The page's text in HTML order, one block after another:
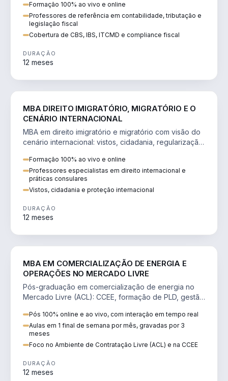
Formação 100% ao vivo e online
Professores de referência em contabilidade, tributação e
legislação fiscal
Cobertura de CBS, IBS, ITCMD e compliance fiscal
DURAÇÃO
12 meses
MBA DIREITO IMIGRATÓRIO, MIGRATÓRIO E O
CENÁRIO INTERNACIONAL
MBA em direito imigratório e migratório com visão do
cenário internacional: vistos, cidadania, regularização
Formação 100% ao vivo e online
Professores especialistas em direito internacional e
práticas consulares
Vistos, cidadania e proteção internacional
DURAÇÃO
12 meses
MBA EM COMERCIALIZAÇÃO DE ENERGIA E
OPERAÇÕES NO MERCADO LIVRE
Pós-graduação em comercialização de energia no
Mercado Livre (ACL): CCEE, formação de PLD, gestão
Pós 100% online e ao vivo, com interação em tempo real
Aulas em 1 final de semana por mês, gravadas por 3
meses
Foco no Ambiente de Contratação Livre (ACL) e na CCEE
DURAÇÃO
12 meses